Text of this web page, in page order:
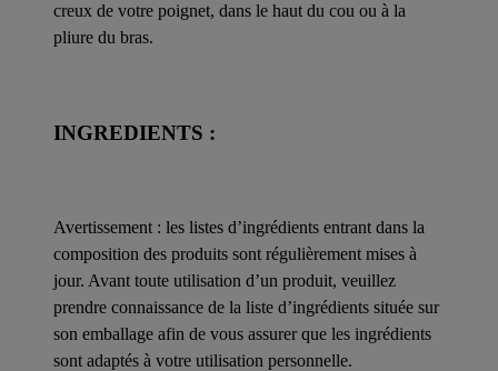
creux de votre poignet, dans le haut du cou ou à la
pliure du bras.
INGREDIENTS :
Avertissement : les listes d’ingrédients entrant dans la
composition des produits sont régulièrement mises à
jour. Avant toute utilisation d’un produit, veuillez
prendre connaissance de la liste d’ingrédients située sur
son emballage afin de vous assurer que les ingrédients
sont adaptés à votre utilisation personnelle.